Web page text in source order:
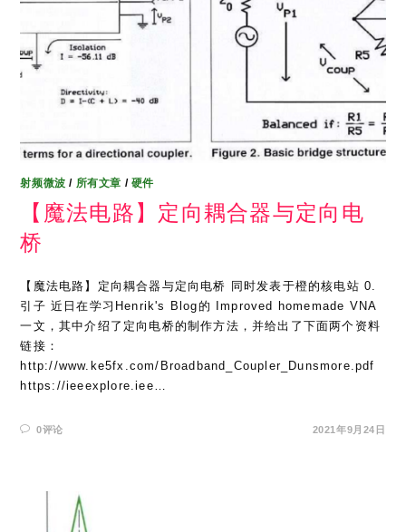
射频微波 / 所有文章 / 硬件
【魔法电路】定向耦合器与定向电
桥
【魔法电路】定向耦合器与定向电桥 同时发表于橙的核电站 0.
引子 近日在学习Henrik's Blog的 Improved homemade VNA
一文，其中介绍了定向电桥的制作方法，并给出了下面两个资料
链接：
http://www.ke5fx.com/Broadband_Coupler_Dunsmore.pdf
https://ieeexplore.iee…
0评论 2021年9月24日